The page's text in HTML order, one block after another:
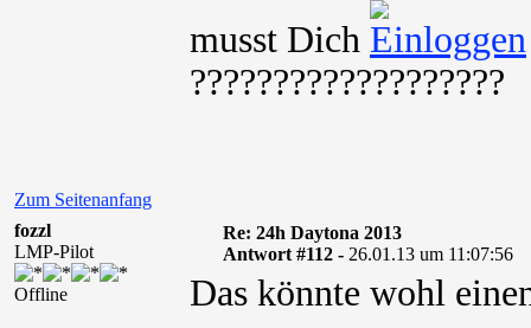
musst Dich
???????????????????
Zum Seitenanfang
fozzl
LMP-Pilot
Offline
Re: 24h Daytona 2013
Antwort #112 - 26.01.13 um 11:07:56
Das könnte wohl